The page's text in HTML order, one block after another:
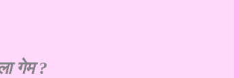
गेम ?